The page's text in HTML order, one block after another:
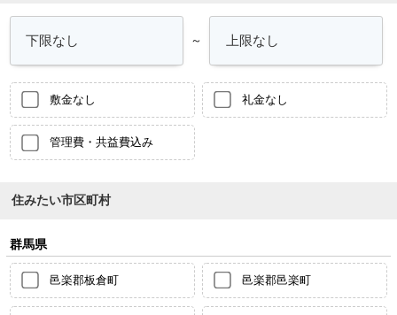
～
敷金なし 礼金なし
管理費・共益費込み
住みたい市区町村
群馬県
邑楽郡板倉町 邑楽郡邑楽町